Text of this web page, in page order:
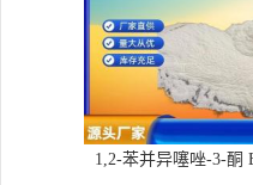
1,2-苯并异噻唑-3-酮